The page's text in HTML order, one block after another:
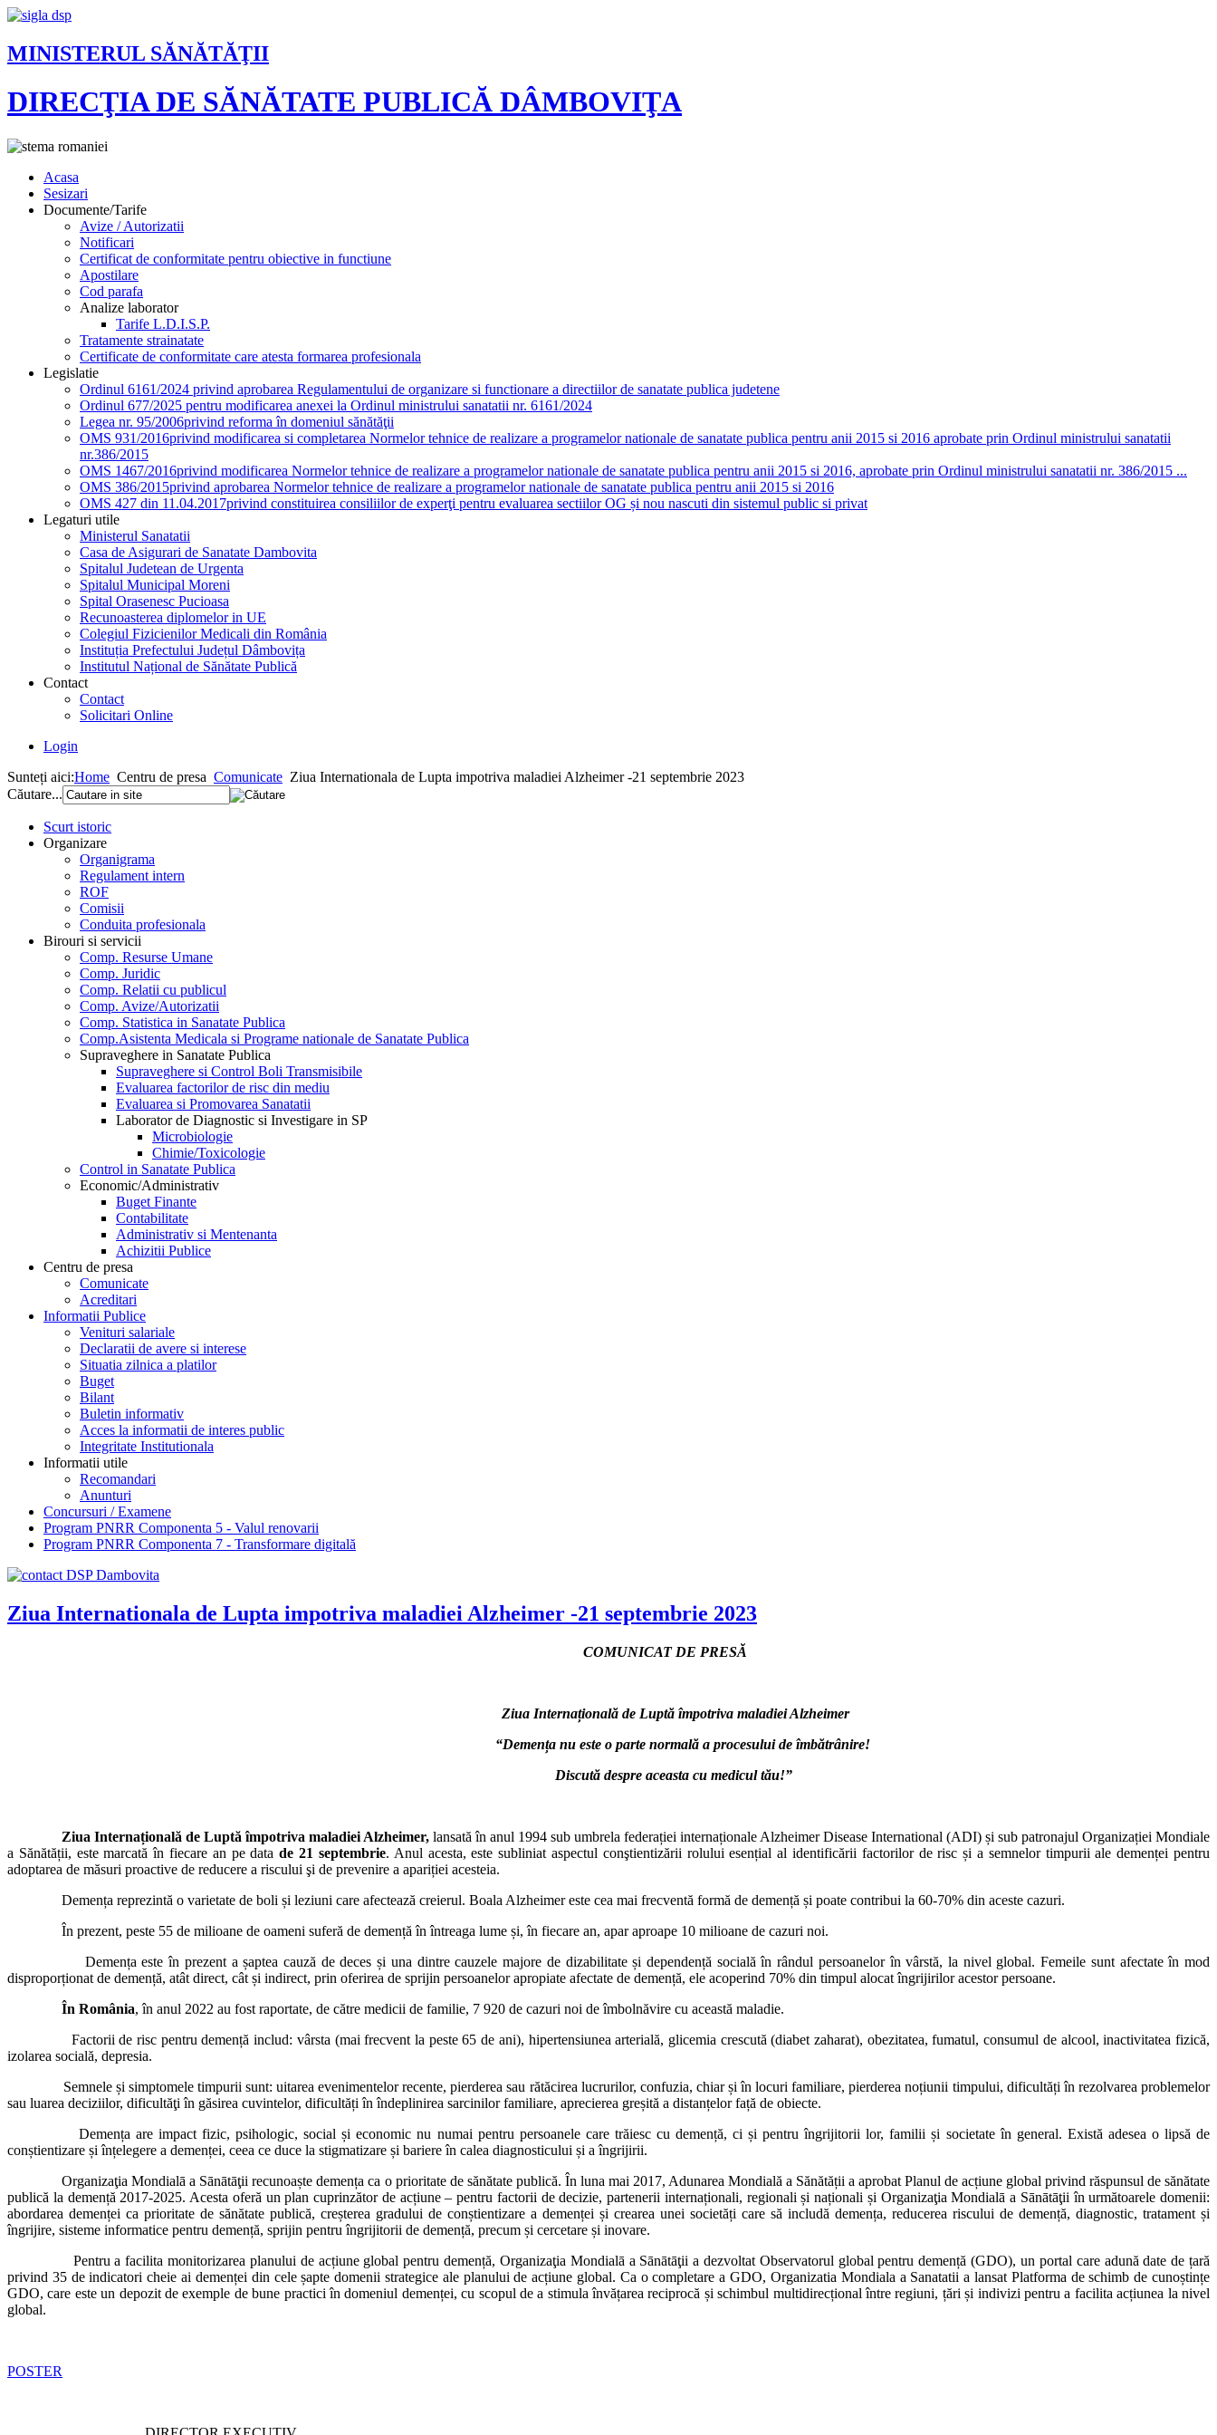
MINISTERUL SĂNĂTĂŢII
DIRECŢIA DE SĂNĂTATE PUBLICĂ DÂMBOVIŢA
Acasa
Sesizari
Documente/Tarife
Avize / Autorizatii
Notificari
Certificat de conformitate pentru obiective in functiune
Apostilare
Cod parafa
Analize laborator
Tarife L.D.I.S.P.
Tratamente strainatate
Certificate de conformitate care atesta formarea profesionala
Legislatie
Ordinul 6161/2024 privind aprobarea Regulamentului de organizare si functionare a directiilor de sanatate publica judetene
Ordinul 677/2025 pentru modificarea anexei la Ordinul ministrului sanatatii nr. 6161/2024
Legea nr. 95/2006privind reforma în domeniul sănătăţii
OMS 931/2016privind modificarea si completarea Normelor tehnice de realizare a programelor nationale de sanatate publica pentru anii 2015 si 2016 aprobate prin Ordinul ministrului sanatatii
nr.386/2015
OMS 1467/2016privind modificarea Normelor tehnice de realizare a programelor nationale de sanatate publica pentru anii 2015 si 2016, aprobate prin Ordinul ministrului sanatatii nr. 386/2015 ...
OMS 386/2015privind aprobarea Normelor tehnice de realizare a programelor nationale de sanatate publica pentru anii 2015 si 2016
OMS 427 din 11.04.2017privind constituirea consiliilor de experţi pentru evaluarea sectiilor OG și nou nascuti din sistemul public si privat
Legaturi utile
Ministerul Sanatatii
Casa de Asigurari de Sanatate Dambovita
Spitalul Judetean de Urgenta
Spitalul Municipal Moreni
Spital Orasenesc Pucioasa
Recunoasterea diplomelor in UE
Colegiul Fizicienilor Medicali din România
Instituția Prefectului Județul Dâmbovița
Institutul Național de Sănătate Publică
Contact
Contact
Solicitari Online
Login
Sunteți aici:Home Centru de presa Comunicate Ziua Internationala de Lupta impotriva maladiei Alzheimer -21 septembrie 2023
Căutare...
Scurt istoric
Organizare
Organigrama
Regulament intern
ROF
Comisii
Conduita profesionala
Birouri si servicii
Comp. Resurse Umane
Comp. Juridic
Comp. Relatii cu publicul
Comp. Avize/Autorizatii
Comp. Statistica in Sanatate Publica
Comp.Asistenta Medicala si Programe nationale de Sanatate Publica
Supraveghere in Sanatate Publica
Supraveghere si Control Boli Transmisibile
Evaluarea factorilor de risc din mediu
Evaluarea si Promovarea Sanatatii
Laborator de Diagnostic si Investigare in SP
Microbiologie
Chimie/Toxicologie
Control in Sanatate Publica
Economic/Administrativ
Buget Finante
Contabilitate
Administrativ si Mentenanta
Achizitii Publice
Centru de presa
Comunicate
Acreditari
Informatii Publice
Venituri salariale
Declaratii de avere si interese
Situatia zilnica a platilor
Buget
Bilant
Buletin informativ
Acces la informatii de interes public
Integritate Institutionala
Informatii utile
Recomandari
Anunturi
Concursuri / Examene
Program PNRR Componenta 5 - Valul renovarii
Program PNRR Componenta 7 - Transformare digitală
Ziua Internationala de Lupta impotriva maladiei Alzheimer -21 septembrie 2023
COMUNICAT DE PRESĂ
Ziua Internațională de Luptă împotriva maladiei Alzheimer
“Demența nu este o parte normală a procesului de îmbătrânire!
Discută despre aceasta cu medicul tău!”
Ziua Internațională de Luptă împotriva maladiei Alzheimer, lansată în anul 1994 sub umbrela federației internaționale Alzheimer Disease International (ADI) și sub patronajul Organizației Mondiale
a Sănătății, este marcată în fiecare an pe datade 21 septembrie. Anul acesta, este subliniat aspectul conştientizării rolului esențial al identificării factorilor de risc și a semnelor timpurii ale demenței pentru
adoptarea de măsuri proactive de reducere a riscului şi de prevenire a apariției acesteia.
Demența reprezintă o varietate de boli și leziuni care afectează creierul. Boala Alzheimer este cea mai frecventă formă de demență și poate contribui la 60-70% din aceste cazuri.
În prezent, peste 55 de milioane de oameni suferă de demență în întreaga lume și, în fiecare an, apar aproape 10 milioane de cazuri noi.
Demența este în prezent a șaptea cauză de deces și una dintre cauzele majore de dizabilitate și dependență socială în rândul persoanelor în vârstă, la nivel global. Femeile sunt afectate în mod
disproporționat de demență, atât direct, cât și indirect, prin oferirea de sprijin persoanelor apropiate afectate de demență, ele acoperind 70% din timpul alocat îngrijirilor acestor persoane.
În România, în anul 2022 au fost raportate, de către medicii de familie, 7 920 de cazuri noi de îmbolnăvire cu această maladie.
Factorii de risc pentru demență includ: vârsta (mai frecvent la peste 65 de ani), hipertensiunea arterială, glicemia crescută (diabet zaharat), obezitatea, fumatul, consumul de alcool, inactivitatea fizică,
izolarea socială, depresia.
Semnele și simptomele timpurii sunt: uitarea evenimentelor recente, pierderea sau rătăcirea lucrurilor, confuzia, chiar și în locuri familiare, pierderea noțiunii timpului, dificultăți în rezolvarea problemelor
sau luarea deciziilor, dificultăţi în găsirea cuvintelor, dificultăți în îndeplinirea sarcinilor familiare, aprecierea greșită a distanțelor față de obiecte.
Demența are impact fizic, psihologic, social și economic nu numai pentru persoanele care trăiesc cu demență, ci și pentru îngrijitorii lor, familii și societate în general. Există adesea o lipsă de
conștientizare și înțelegere a demenței, ceea ce duce la stigmatizare și bariere în calea diagnosticului și a îngrijirii.
Organizaţia Mondialā a Sānātāţii recunoaște demența ca o prioritate de sănătate publică. În luna mai 2017, Adunarea Mondială a Sănătății a aprobat Planul de acțiune global privind răspunsul de sănătate
publică la demență 2017-2025. Acesta oferă un plan cuprinzător de acțiune – pentru factorii de decizie, partenerii internaționali, regionali și naționali și Organizaţia Mondialā a Sānātāţii în următoarele domenii:
abordarea demenței ca prioritate de sănătate publică, creșterea gradului de conștientizare a demenței și crearea unei societăți care să includă demența, reducerea riscului de demență, diagnostic, tratament și
îngrijire, sisteme informatice pentru demență, sprijin pentru îngrijitorii de demență, precum și cercetare și inovare.
Pentru a facilita monitorizarea planului de acțiune global pentru demență, Organizaţia Mondialā a Sānātāţii a dezvoltat Observatorul global pentru demență (GDO), un portal care adună date de țară
privind 35 de indicatori cheie ai demenței din cele șapte domenii strategice ale planului de acțiune global. Ca o completare a GDO, Organizatia Mondiala a Sanatatii a lansat Platforma de schimb de cunoștințe
GDO, care este un depozit de exemple de bune practici în domeniul demenței, cu scopul de a stimula învățarea reciprocă și schimbul multidirecțional între regiuni, țări și indivizi pentru a facilita acțiunea la nivel
global.
POSTER